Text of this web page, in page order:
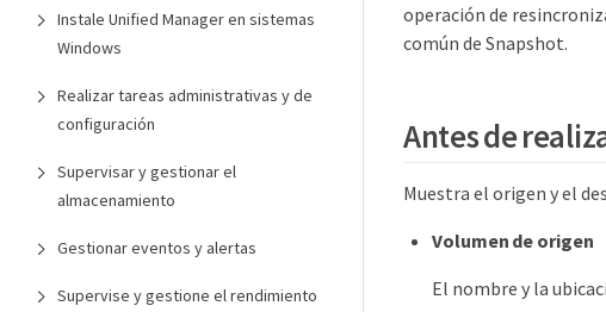
Instale Unified Manager en sistemas
Windows
Realizar tareas administrativas y de
configuración
Supervisar y gestionar el
almacenamiento
Gestionar eventos y alertas
Supervise y gestione el rendimiento
operación de
común de Snapshot.
Antes de
Muestra el origen y el
Volumen de origen
El nombre y la